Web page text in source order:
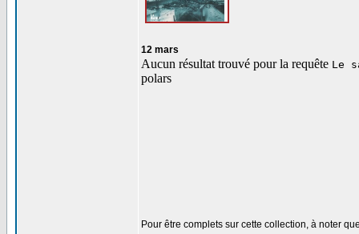
12 mars
Pour être complets sur cette collection, à noter